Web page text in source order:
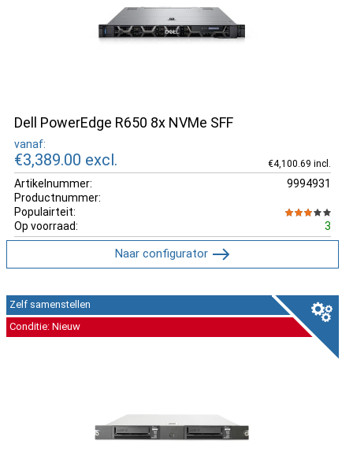
Dell PowerEdge R650 8x NVMe SFF
vanaf:
€3,389.00 excl. €4,100.69 incl.
Artikelnummer:
9994931
Productnummer:
Populairteit:
Op voorraad:
3
Naar configurator
Zelf samenstellen
Conditie: Nieuw